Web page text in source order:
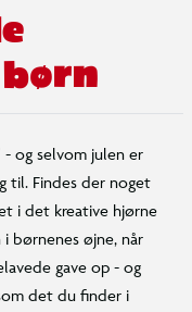
og selvom julen er
til. Findes der noget
i det kreative hjørne
børnenes øjne, når
gave op - og
det du finder i